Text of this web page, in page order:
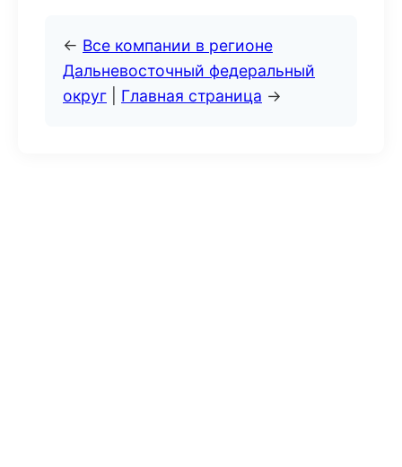
← Все компании в регионе
Дальневосточный федеральный
округ
Главная страница →